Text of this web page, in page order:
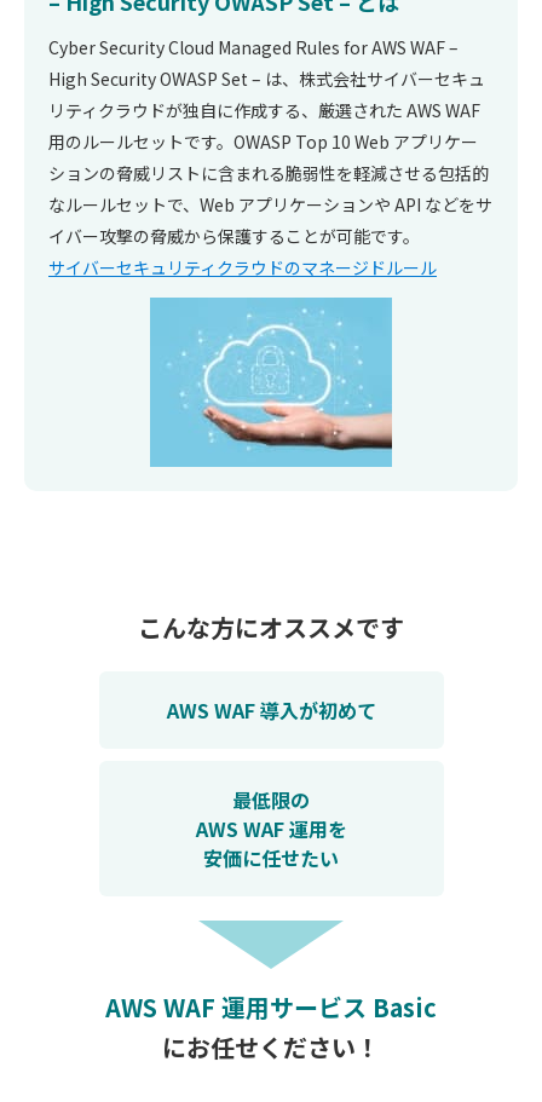
​​Cyber Security Cloud Managed Rules for AWS WAF –
High Security OWASP Set – は、株式会社サイバーセキュ
リティクラウドが独自に作成する、厳選された AWS WAF
用のルールセットです。OWASP Top 10 Web アプリケー
ションの脅威リストに含まれる脆弱性を軽減させる包括的
なルールセットで、Web アプリケーションや API などをサ
イバー攻撃の脅威から保護することが可能です。
サイバーセキュリティクラウドのマネージドルール
こんな方にオススメです
AWS WAF 導入が初めて
最低限の
AWS WAF 運用を
安価に任せたい
AWS WAF 運用サービス Basic
にお任せください！